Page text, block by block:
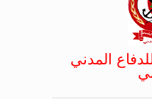
المدني